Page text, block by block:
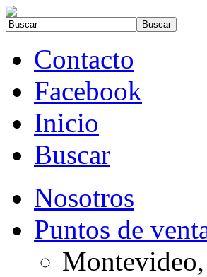
Contacto
Facebook
Inicio
Buscar
Nosotros
Puntos de